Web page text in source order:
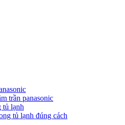
trần panasonic
tủ lạnh
tủ lạnh đúng cách